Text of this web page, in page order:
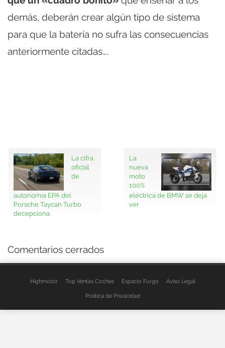
demás, deberán crear algún tipo de sistema
para que la batería no sufra las consecuencias
anteriormente citadas….
La cifra
oficial
de
autonomía EPA del
Porsche Taycan Turbo
decepciona
La
nueva
moto
100%
eléctrica de BMW se deja
ver
Comentarios cerrados
Highmotor Top Ventas Coches Espacio Furgo Aviso Legal
Política de Privacidad